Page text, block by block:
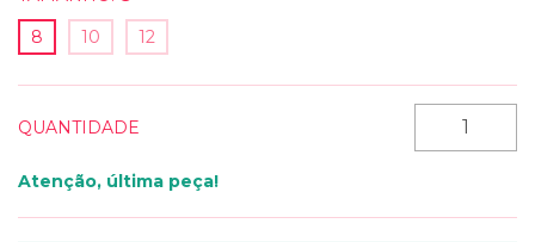
8
10 12
QUANTIDADE
Atenção, última peça!